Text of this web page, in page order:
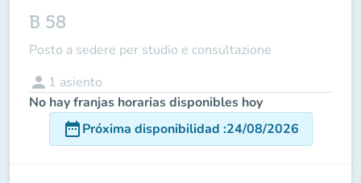
B 58
Posto a sedere per studio e consultazione
person 1 asiento
No hay franjas horarias disponibles hoy
date_rangePróxima disponibilidad :24/08/2026